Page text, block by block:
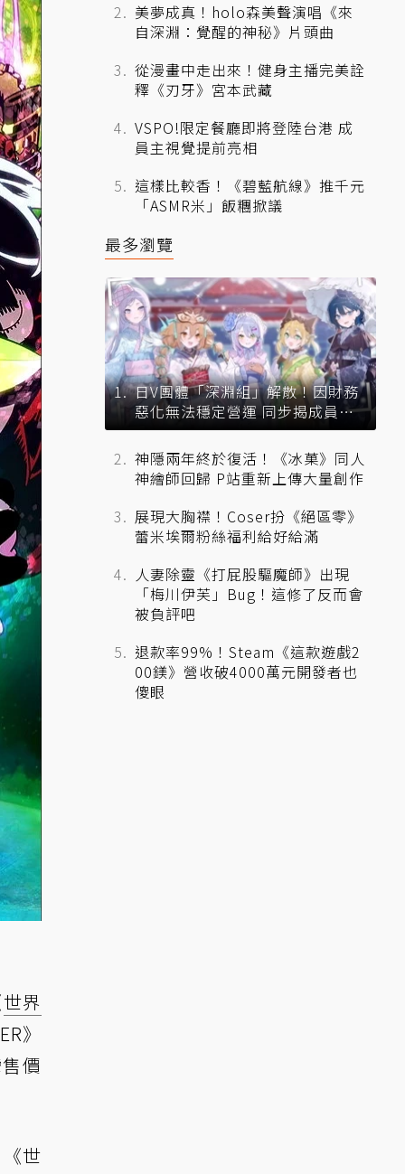
世界
》
價
世
美夢成真！holo森美聲演唱《來
自深淵：覺醒的神秘》片頭曲
從漫畫中走出來！健身主播完美詮
釋《刃牙》宮本武藏
VSPO!限定餐廳即將登陸台港 成
員主視覺提前亮相
這樣比較香！《碧藍航線》推千元
「ASMR米」飯糰掀議
最多瀏覽
日V團體「深淵組」解散！因財務
惡化無法穩定營運 同步揭成員未
來去向
神隱兩年終於復活！《冰菓》同人
神繪師回歸 P站重新上傳大量創作
展現大胸襟！Coser扮《絕區零》
蕾米埃爾粉絲福利給好給滿
人妻除靈《打屁股驅魔師》出現
「梅川伊芙」Bug！這修了反而會
被負評吧
退款率99%！Steam《這款遊戲2
00鎂》營收破4000萬元開發者也
傻眼